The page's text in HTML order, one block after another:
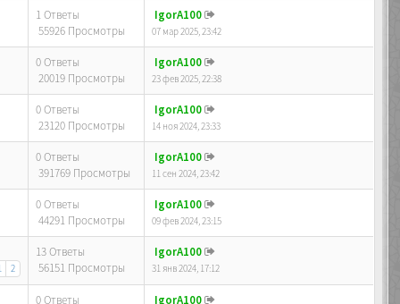
1 Ответы
55926 Просмотры
IgorA100
07 мар 2025, 23:42
0 Ответы
20019 Просмотры
IgorA100
23 фев 2025, 22:38
0 Ответы
23120 Просмотры
IgorA100
14 ноя 2024, 23:33
0 Ответы
391769 Просмотры
IgorA100
11 сен 2024, 23:42
0 Ответы
44291 Просмотры
IgorA100
09 фев 2024, 23:15
2
13 Ответы
56151 Просмотры
IgorA100
31 янв 2024, 17:12
0 Ответы
IgorA100